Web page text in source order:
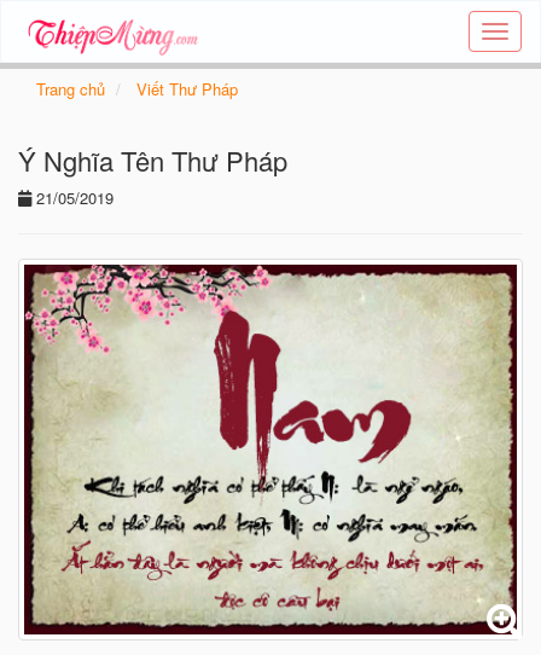
Tạo
thiệp
Trang chủ Viết Thư Pháp
Ý Nghĩa Tên Thư Pháp
21/05/2019